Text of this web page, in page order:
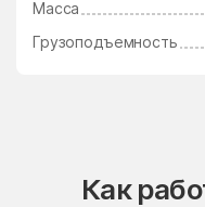
Масса
Грузоподъемность
Как